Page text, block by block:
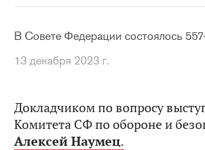
В Совете Федерации состоялось
13 декабря 2023 г.
Докладчиком по вопросу
Комитета СФ по обороне и
Алексей Наумец.